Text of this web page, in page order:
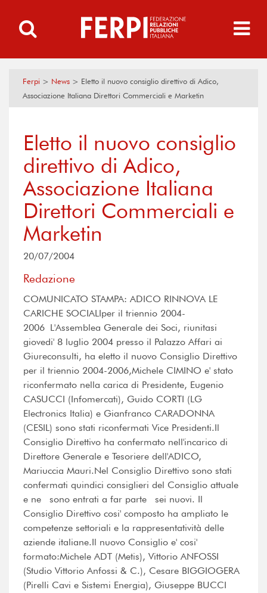
Ferpi > News > Eletto il nuovo consiglio direttivo di Adico,
Associazione Italiana Direttori Commerciali e Marketin
Eletto il nuovo consiglio
direttivo di Adico,
Associazione Italiana
Direttori Commerciali e
Marketin
20/07/2004
Redazione
COMUNICATO STAMPA: ADICO RINNOVA LE
CARICHE SOCIALIper il triennio 2004-
2006 L'Assemblea Generale dei Soci, riunitasi
giovedi' 8 luglio 2004 presso il Palazzo Affari ai
Giureconsulti, ha eletto il nuovo Consiglio Direttivo
per il triennio 2004-2006,Michele CIMINO e' stato
riconfermato nella carica di Presidente, Eugenio
CASUCCI (Infomercati), Guido CORTI (LG
Electronics Italia) e Gianfranco CARADONNA
(CESIL) sono stati riconfermati Vice Presidenti.Il
Consiglio Direttivo ha confermato nell'incarico di
Direttore Generale e Tesoriere dell'ADICO,
Mariuccia Mauri.Nel Consiglio Direttivo sono stati
confermati quindici consiglieri del Consiglio attuale
e ne sono entrati a far parte sei nuovi. Il
Consiglio Direttivo cosi' composto ha ampliato le
competenze settoriali e la rappresentatività delle
aziende italiane.Il nuovo Consiglio e' cosi'
formato:Michele ADT (Metis), Vittorio ANFOSSI
(Studio Vittorio Anfossi & C.), Cesare BIGGIOGERA
(Pirelli Cavi e Sistemi Energia), Giuseppe BUCCI